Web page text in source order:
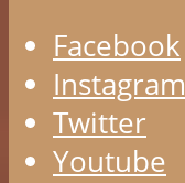
Facebook
Instagram
Twitter
Youtube